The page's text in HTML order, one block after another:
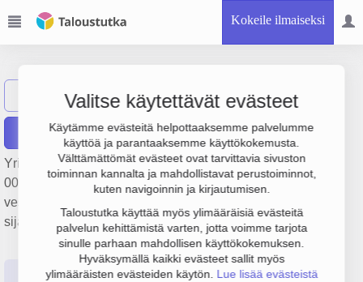
Kokeile ilmaiseksi
Valitse käytettävät evästeet
Käytämme evästeitä helpottaaksemme palvelumme
käyttöä ja parantaaksemme käyttökokemusta.
Välttämättömät evästeet ovat tarvittavia sivuston
toiminnan kannalta ja mahdollistavat perustoiminnot,
kuten navigoinnin ja kirjautumisen.
Taloustutka käyttää myös ylimääräisiä evästeitä
palvelun kehittämistä varten, jotta voimme tarjota
sinulle parhaan mahdollisen käyttökokemuksen.
Hyväksymällä kaikki evästeet sallit myös
ylimääräisten evästeiden käytön. Lue lisää evästeistä
Näytä haku PC Polar Curve Oy
Raportit
Yrityksen Polar Curve Oy liikevaihto on 830 000 €, tulos 71
000 € ja henkilöstömäärä 1. Sen päätoimiala on Muu
vesiliikennettä palveleva toiminta, perustamisvuosi 2008 ja
sijainti Sauvo. Yrityksen yhtiömuoto Osakeyhtiö (OY).
Perustiedot Tilinpäätösluvut Päättäjätiedot